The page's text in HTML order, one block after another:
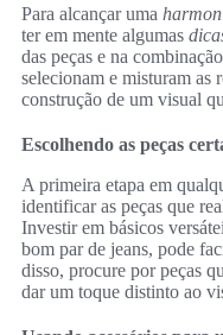
Para alcançar uma
ter em mente algumas
das peças e na
selecionam e misturam as
construção de um visual
Escolhendo as peças
A primeira etapa em
identificar as peças que
Investir em básicos
bom par de jeans, pode
disso, procure por peças
dar um toque distinto ao